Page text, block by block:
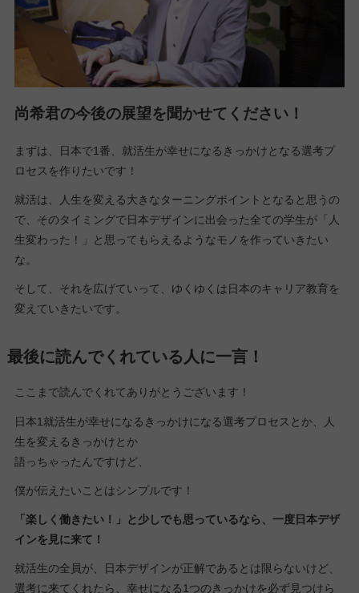
尚希君の今後の展望を聞かせてください！
まずは、日本で1番、就活生が幸せになるきっかけとなる選考プ
ロセスを作りたいです！
就活は、人生を変える大きなターニングポイントとなると思うの
で、そのタイミングで日本デザインに出会った全ての学生が「人
生変わった！」と思ってもらえるようなモノを作っていきたい
な。
そして、それを広げていって、ゆくゆくは日本のキャリア教育を
変えていきたいです。
最後に読んでくれている人に一言！
ここまで読んでくれてありがとうございます！
日本1就活生が幸せになるきっかけになる選考プロセスとか、人
生を変えるきっかけとか
語っちゃったんですけど、
僕が伝えたいことはシンプルです！
「楽しく働きたい！」と少しでも思っているなら、一度日本デザ
インを見に来て！
就活生の全員が、日本デザインが正解であるとは限らないけど、
選考に来てくれたら、幸せになる1つのきっかけを必ず見つけら